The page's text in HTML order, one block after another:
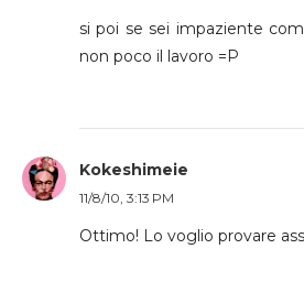
si poi se sei impaziente
non poco il lavoro =P
Kokeshimeie
11/8/10, 3:13 PM
Ottimo! Lo voglio provare